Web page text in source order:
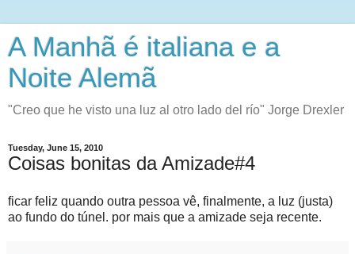
A Manhã é italiana e a
Noite Alemã
"Creo que he visto una luz al otro lado del río" Jorge Drexler
Tuesday, June 15, 2010
Coisas bonitas da Amizade#4
ficar feliz quando outra pessoa vê, finalmente, a luz (justa)
ao fundo do túnel. por mais que a amizade seja recente.